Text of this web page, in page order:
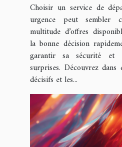
Choisir un service de
urgence peut sembler
multitude d’offres
la bonne décision
garantir sa sécurité et
surprises. Découvrez
décisifs et les...